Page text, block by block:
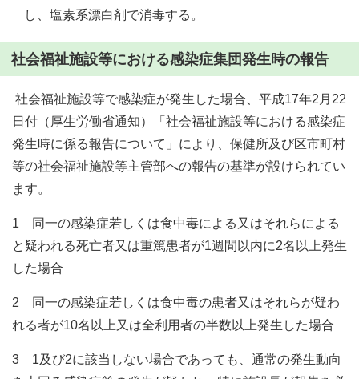
し、塩素系漂白剤で消毒する。
社会福祉施設等における感染症集団発生時の報告
社会福祉施設等で感染症が発生した場合、平成17年2月22
日付（厚生労働省通知）「社会福祉施設等における感染症
発生時に係る報告について」により、保健所及び区市町村
等の社会福祉施設等主管部への報告の基準が設けられてい
ます。
1 同一の感染症若しくは食中毒による又はそれらによる
と疑われる死亡者又は重篤患者が1週間以内に2名以上発生
した場合
2 同一の感染症若しくは食中毒の患者又はそれらが疑わ
れる者が10名以上又は全利用者の半数以上発生した場合
3 1及び2に該当しない場合であっても、通常の発生動向